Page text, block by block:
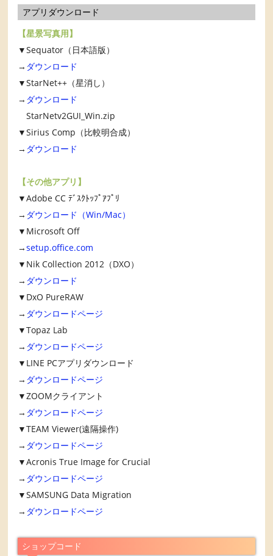
アプリダウンロード
【星景写真用】
▼Sequator（日本語版）
→ ダウンロード
▼StarNet++（星消し）
→ ダウンロード
StarNetv2GUI_Win.zip
▼Sirius Comp（比較明合成）
→ ダウンロード
【その他アプリ】
▼Adobe CC ﾃﾞｽｸﾄｯﾌﾟｱﾌﾟﾘ
→ ダウンロード（Win/Mac）
▼Microsoft Off
→setup.office.com
▼Nik Collection 2012（DXO）
→ ダウンロード
▼DxO PureRAW
→ ダウンロードページ
▼Topaz Lab
→ ダウンロードページ
▼LINE PCアプリダウンロード
→ ダウンロードページ
▼ZOOMクライアント
→ ダウンロードページ
▼TEAM Viewer(遠隔操作)
→ ダウンロードページ
▼Acronis True Image for Crucial
→ ダウンロードページ
▼SAMSUNG Data Migration
→ ダウンロードページ
ショップコード